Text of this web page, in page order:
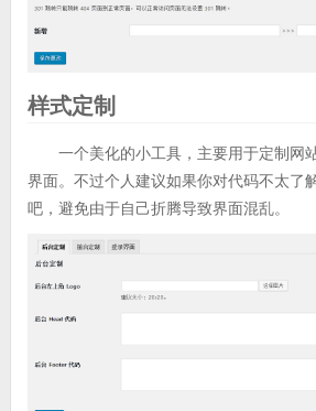
样式定制
一个美化的小工具，主要用于定制网
界面。不过个人建议如果你对代码不太了
吧，避免由于自己折腾导致界面混乱。